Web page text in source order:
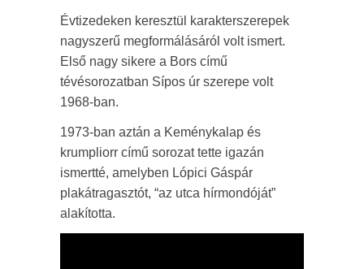
Évtizedeken keresztül karakterszerepek
nagyszerű megformálásáról volt ismert.
Első nagy sikere a Bors című
tévésorozatban Sípos úr szerepe volt
1968-ban.
1973-ban aztán a Keménykalap és
krumpliorr című sorozat tette igazán
ismertté, amelyben Lópici Gáspár
plakátragasztót, “az utca hírmondóját”
alakította.